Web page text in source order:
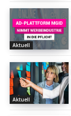
Aktuell
Aktuell